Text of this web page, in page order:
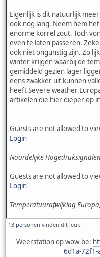
Eigenlijk is dit natuurlijk
ook nog lang. Neem hem
enorme korrel zout. Toch
even te laten passeren.
ook niet ongunstig zijn. Zo
winter krijgen waarbij de
gemiddeld gezien lager
eens zwakker uit kunnen
heeft Severe weather
artikelen die hier dieper op
Guests are not allowed to
Login
Noordelijke
Guests are not allowed to
Login
Temperatuurafwijking
13 personen vinden dit leuk.
Weerstation op wow-be:
6d1a-72f1-